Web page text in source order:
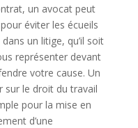
un avocat peut
éviter les écueils
un litige, qu’il soit
représenter devant
votre cause. Un
sur le droit du travail
pour la mise en
d’une